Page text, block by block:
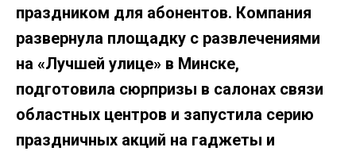
праздником для абонентов. Компания
развернула площадку с развлечениями
на «Лучшей улице» в Минске,
подготовила сюрпризы в салонах связи
областных центров и запустила серию
праздничных акций на гаджеты и